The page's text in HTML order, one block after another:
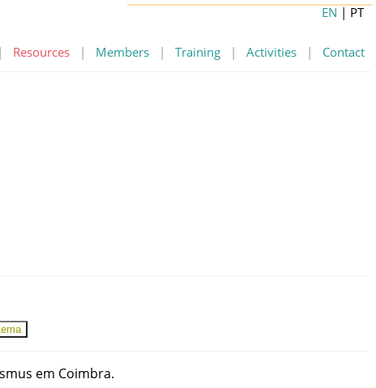
Resources | Members | Training | Activities | Contact
EN | PT
Lema
em Coimbra.